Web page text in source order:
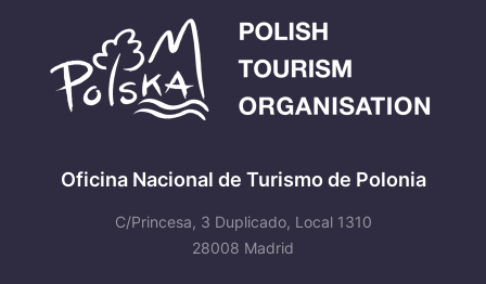
Oficina Nacional de Turismo de Polonia
C/Princesa, 3 Duplicado, Local 1310
28008 Madrid